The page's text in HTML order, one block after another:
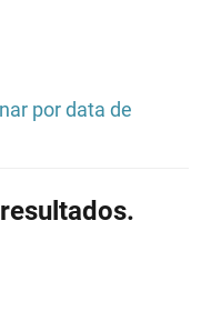
por data de